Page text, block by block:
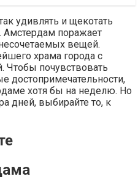
удивлять и щекотать
поражает
вещей.
храма города с
Чтобы почувствовать
достопримечательности,
хотя бы на неделю. Но
дней, выбирайте то, к